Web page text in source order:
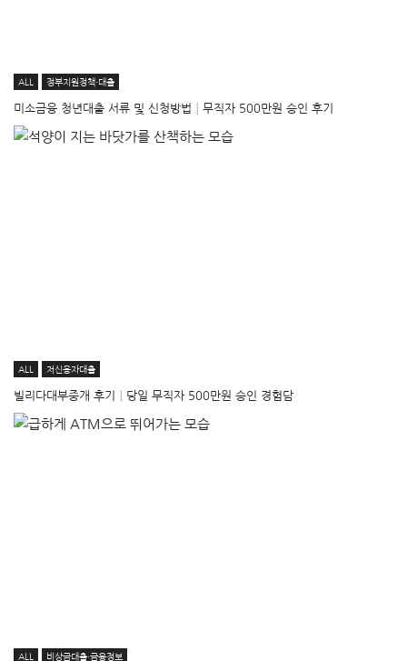
ALL 정부지원정책·대출
미소금융 청년대출 서류 및 신청방법│무직자 500만원 승인 후기
ALL 저신용자대출
빌리다대부중개 후기│당일 무직자 500만원 승인 경험담
ALL 비상금대출·금융정보